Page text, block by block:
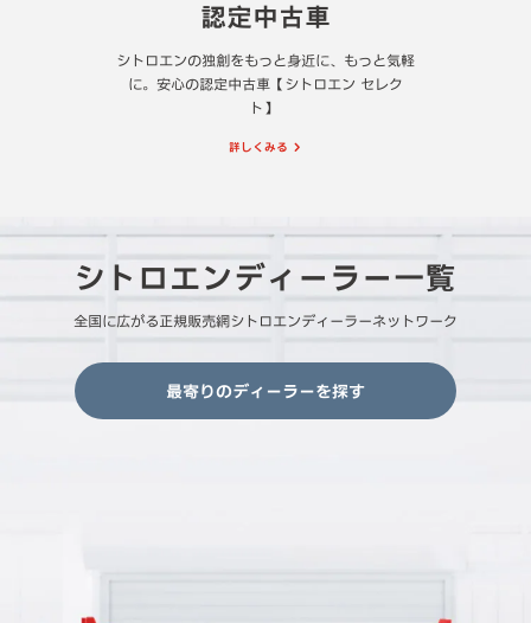
認定中古車
シトロエンの独創をもっと身近に、もっと気軽
に。安心の認定中古車【シトロエン セレク
ト】
詳しくみる
シトロエンディーラー一覧
全国に広がる正規販売網シトロエンディーラーネットワーク
最寄りのディーラーを探す